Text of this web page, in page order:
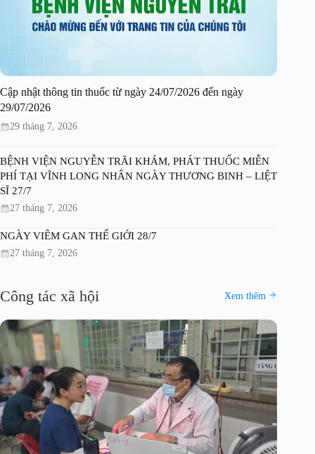
Cập nhật thông tin thuốc từ ngày 24/07/2026 đến ngày
29/07/2026
29 tháng 7, 2026
BỆNH VIỆN NGUYỄN TRÃI KHÁM, PHÁT THUỐC MIỄN
PHÍ TẠI VĨNH LONG NHÂN NGÀY THƯƠNG BINH – LIỆT
SĨ 27/7
27 tháng 7, 2026
NGÀY VIÊM GAN THẾ GIỚI 28/7
27 tháng 7, 2026
Công tác xã hội Xem thêm